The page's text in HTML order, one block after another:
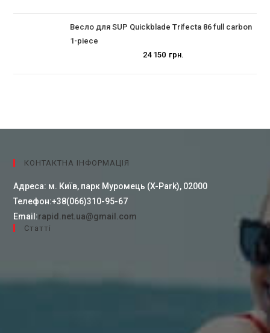
Весло для SUP Quickblade Trifecta 86 full carbon
1-piece
грн.
24 150
КОНТАКТНА ІНФОРМАЦІЯ
Адреса: м. Київ, парк Муромець (X-Park), 02000
Телефон:+38(066)310-95-67
Email:rapid.net.ua@gmail.com
Cтатті